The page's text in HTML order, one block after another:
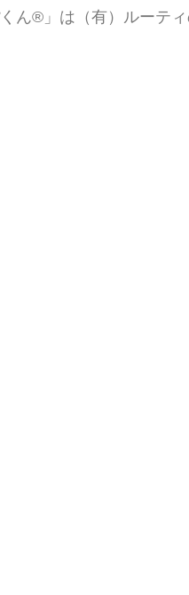
くん®」は（有）ルーテ